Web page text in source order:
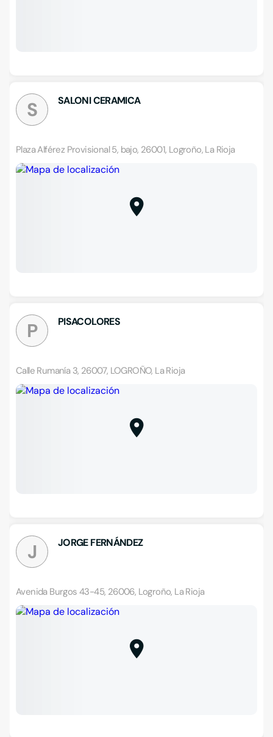
S SALONI CERAMICA
Plaza Alférez Provisional 5, bajo, 26001, Logroño, La Rioja
P PISACOLORES
Calle Rumanía 3, 26007, LOGROÑO, La Rioja
J JORGE FERNÁNDEZ
Avenida Burgos 43-45, 26006, Logroño, La Rioja